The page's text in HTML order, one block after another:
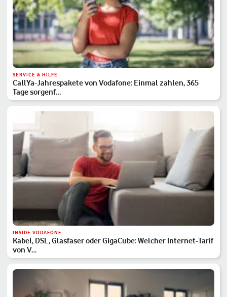
SERVICE & HILFE
CallYa-Jahrespakete von Vodafone: Einmal zahlen, 365
Tage sorgenf…
INSIDE VODAFONE
Kabel, DSL, Glasfaser oder GigaCube: Welcher Internet-Tarif
von V…